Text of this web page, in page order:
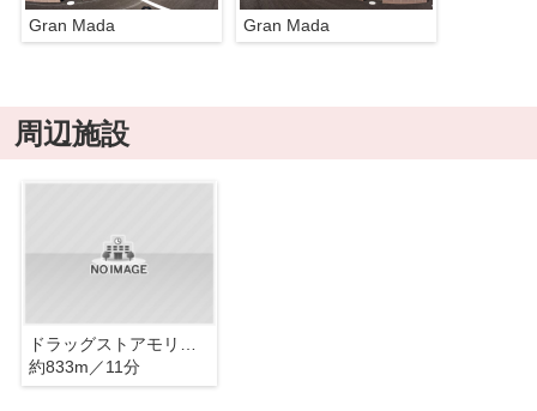
Gran Mada Gran Mada
周辺施設
約833m／11分